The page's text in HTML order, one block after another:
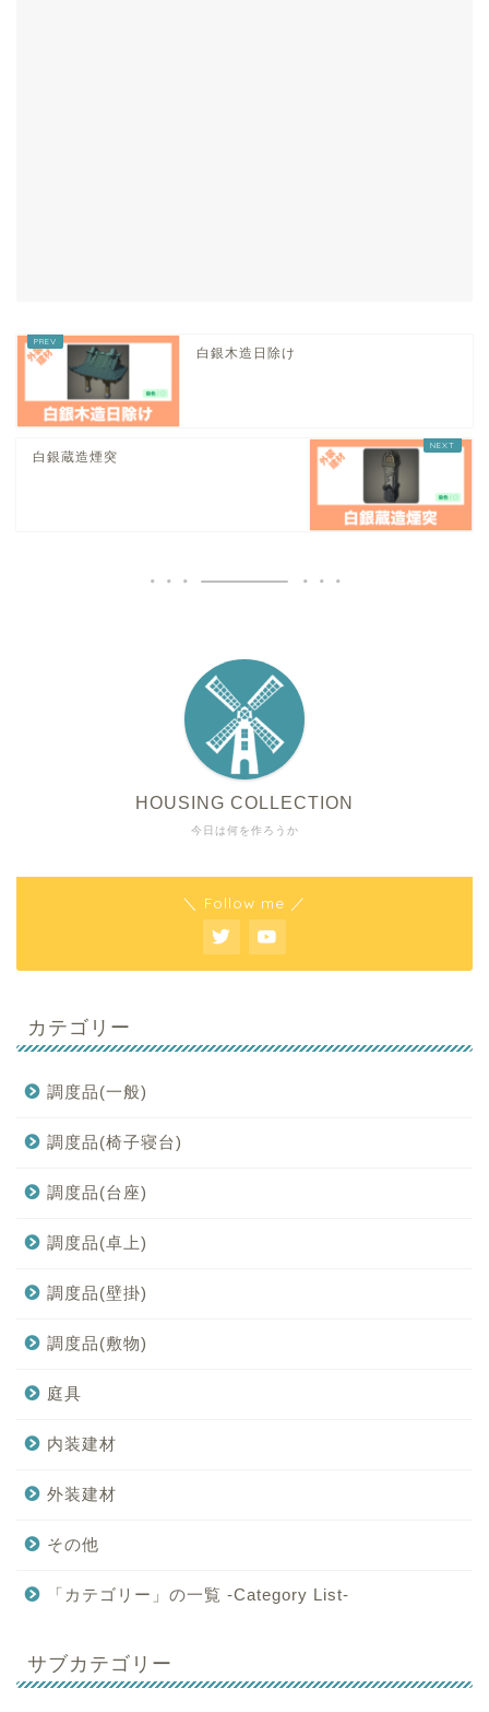
白銀木造日除け
白銀蔵造煙突
今日は何を作ろうか
HOUSING COLLECTION
＼ Follow me ／
カテゴリー
調度品(一般)
調度品(椅子寝台)
調度品(台座)
調度品(卓上)
調度品(壁掛)
調度品(敷物)
庭具
内装建材
外装建材
その他
「カテゴリー」の一覧 -Category List-
サブカテゴリー